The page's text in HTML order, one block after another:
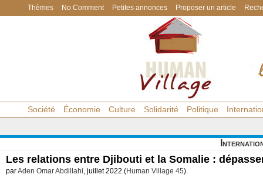
Thèmes No Comment Petites annonces Proposer un article
Société Économie Culture Solidarité Politique
Les relations entre Djibouti et la Somalie :
parAden Omar Abdillahi, juillet 2022 (Human Village 45).